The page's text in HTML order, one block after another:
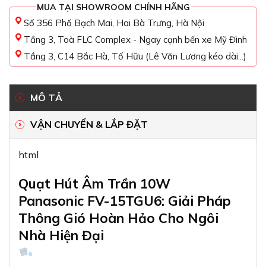
MUA TẠI SHOWROOM CHÍNH HÃNG
Số 356 Phố Bạch Mai, Hai Bà Trưng, Hà Nội
Tầng 3, Toà FLC Complex - Ngay cạnh bến xe Mỹ Đình
Tầng 3, C14 Bắc Hà, Tố Hữu (Lê Văn Lương kéo dài...)
MÔ TẢ
VẬN CHUYỂN & LẮP ĐẶT
html
Quạt Hút Âm Trần 10W
Panasonic FV-15TGU6: Giải Pháp
Thông Gió Hoàn Hảo Cho Ngôi
Nhà Hiện Đại